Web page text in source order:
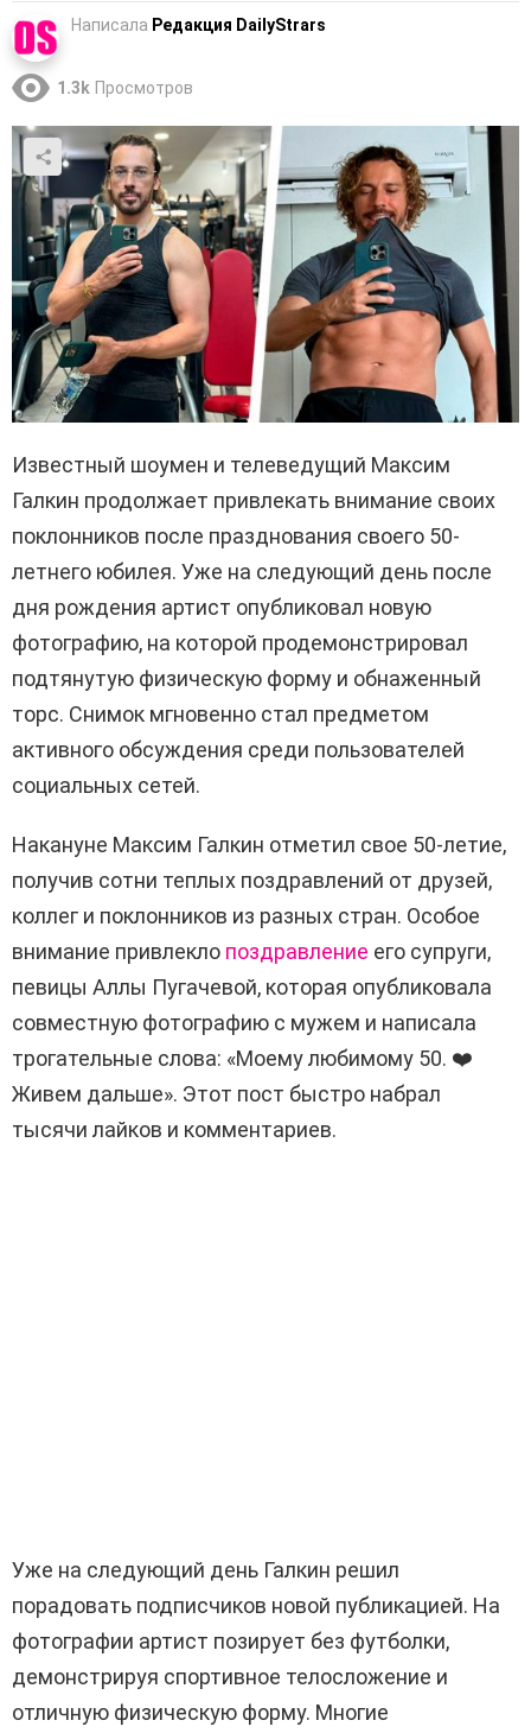
Написала Редакция DailyStrars
1.3k Просмотров
Известный шоумен и телеведущий Максим
Галкин продолжает привлекать внимание своих
поклонников после празднования своего 50-
летнего юбилея. Уже на следующий день после
дня рождения артист опубликовал новую
фотографию, на которой продемонстрировал
подтянутую физическую форму и обнаженный
торс. Снимок мгновенно стал предметом
активного обсуждения среди пользователей
социальных сетей.
Накануне Максим Галкин отметил свое 50-летие,
получив сотни теплых поздравлений от друзей,
коллег и поклонников из разных стран. Особое
внимание привлекло поздравление его супруги,
певицы Аллы Пугачевой, которая опубликовала
совместную фотографию с мужем и написала
трогательные слова: «Моему любимому 50. ❤️
Живем дальше». Этот пост быстро набрал
тысячи лайков и комментариев.
Уже на следующий день Галкин решил
порадовать подписчиков новой публикацией. На
фотографии артист позирует без футболки,
демонстрируя спортивное телосложение и
отличную физическую форму. Многие